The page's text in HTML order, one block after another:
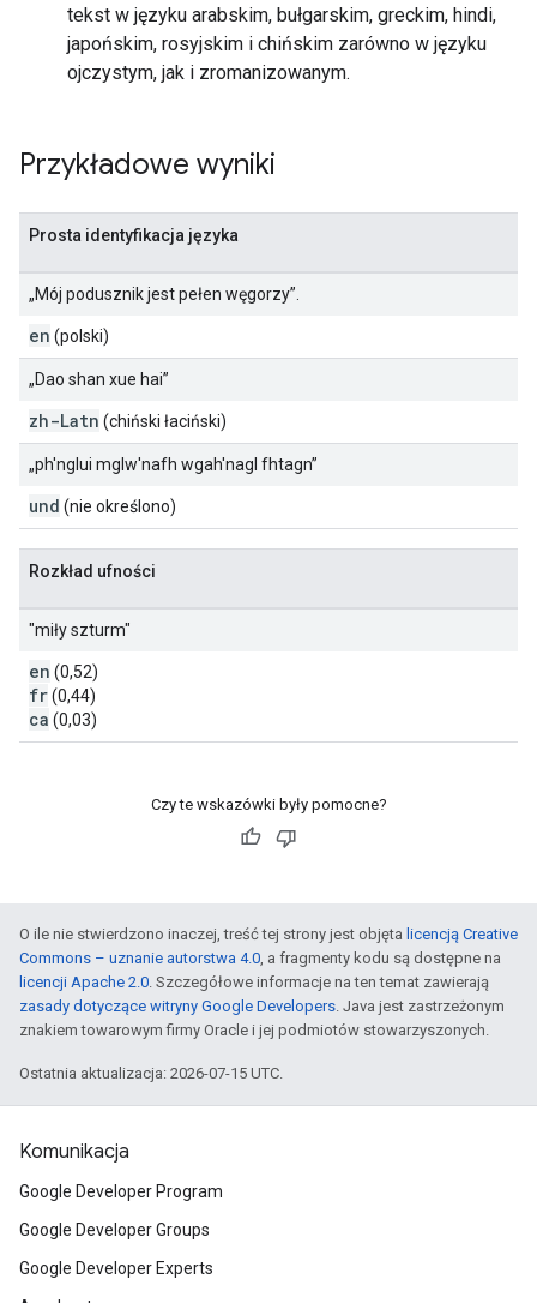
tekst w języku arabskim, bułgarskim, greckim, hindi,
japońskim, rosyjskim i chińskim zarówno w języku
ojczystym, jak i zromanizowanym.
Przykładowe wyniki
Prosta identyfikacja języka
„Mój podusznik jest pełen węgorzy”.
en (polski)
„Dao shan xue hai”
zh-Latn (chiński łaciński)
„ph'nglui mglw'nafh wgah'nagl fhtagn”
und (nie określono)
Rozkład ufności
"miły szturm"
en (0,52)
fr(0,44)
ca (0,03)
Czy te wskazówki były pomocne?
O ile nie stwierdzono inaczej, treść tej strony jest objęta licencją Creative
Commons – uznanie autorstwa 4.0, a fragmenty kodu są dostępne na
licencji Apache 2.0. Szczegółowe informacje na ten temat zawierają
zasady dotyczące witryny Google Developers. Java jest zastrzeżonym
znakiem towarowym firmy Oracle i jej podmiotów stowarzyszonych.
Ostatnia aktualizacja: 2026-07-15 UTC.
Komunikacja
Google Developer Program
Google Developer Groups
Google Developer Experts